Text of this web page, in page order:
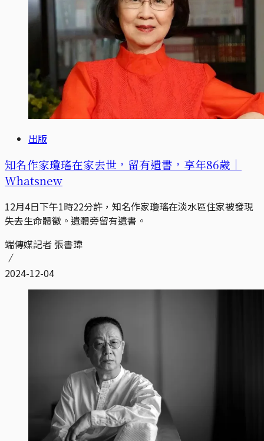
出版
知名作家瓊瑤在家去世，留有遺書，享年86歲｜
Whatsnew
12月4日下午1時22分許，知名作家瓊瑤在淡水區住家被發現
失去生命體徵。遺體旁留有遺書。
端傳媒記者 張書瑋
2024-12-04